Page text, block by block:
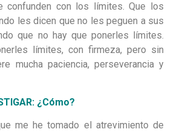
confunden con los límites. Que los
les dicen que no les peguen a sus
que no hay que ponerles límites.
límites, con firmeza, pero sin
mucha paciencia, perseverancia y
¿Cómo?
me he tomado el atrevimiento de